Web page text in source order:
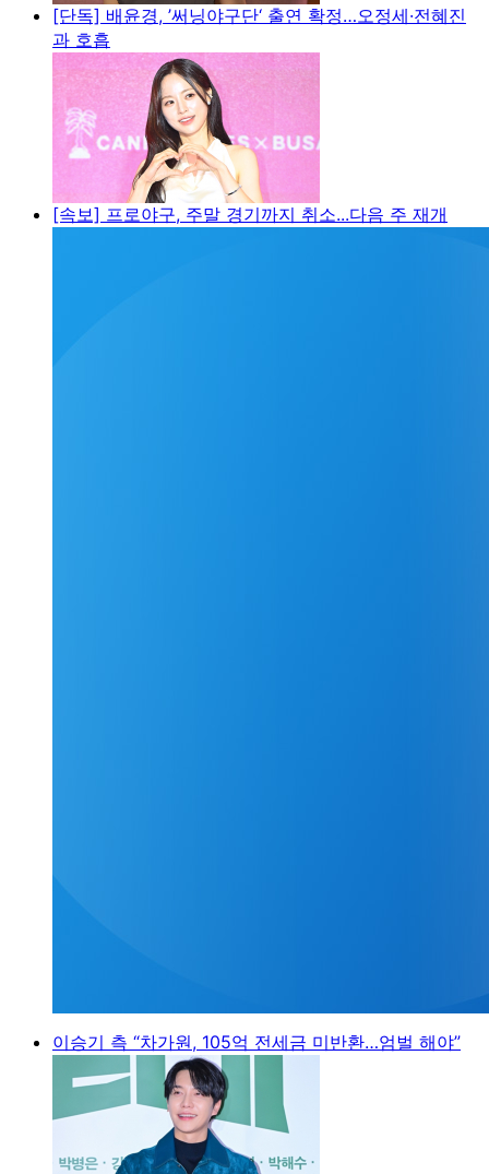
[단독] 배윤경, ’써닝야구단‘ 출연 확정…오정세·전혜진
과 호흡
[속보] 프로야구, 주말 경기까지 취소...다음 주 재개
이승기 측 “차가원, 105억 전세금 미반환…엄벌 해야”